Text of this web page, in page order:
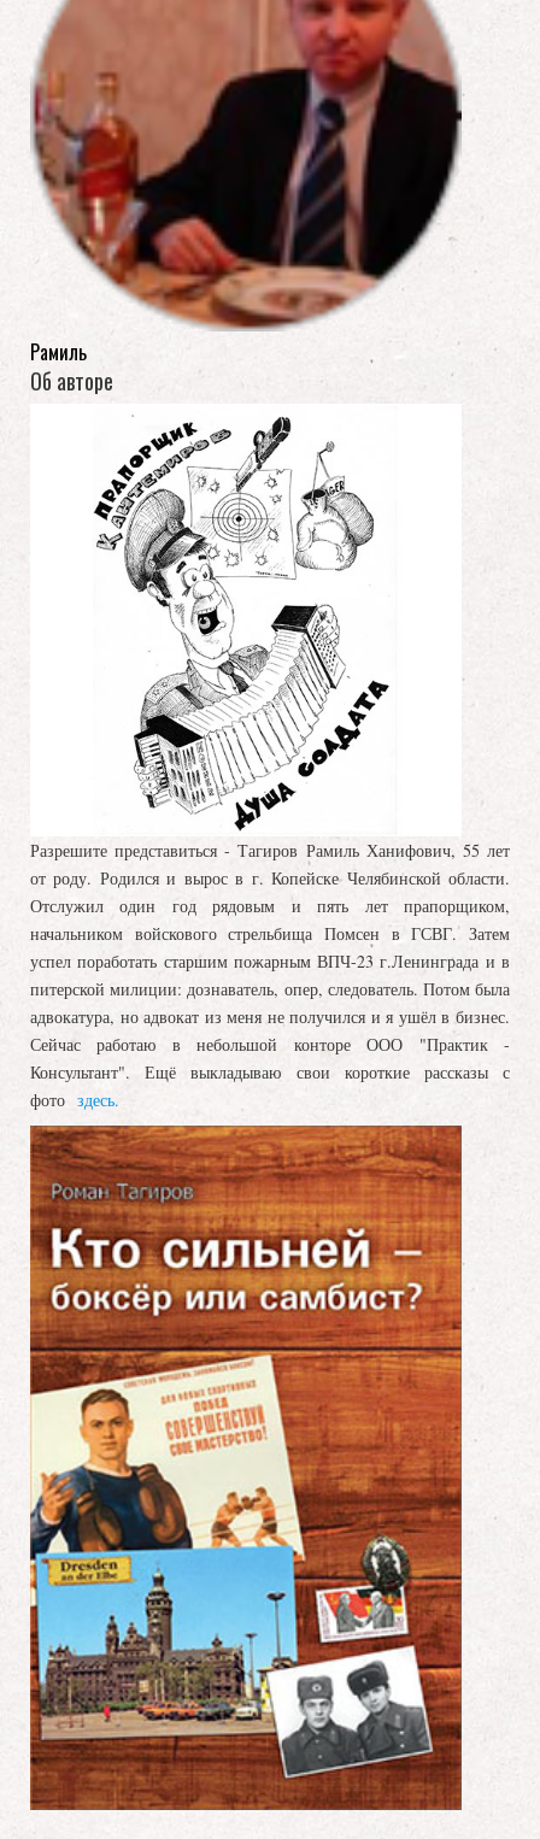
Рамиль
Об авторе
Разрешите представиться - Тагиров Рамиль Ханифович, 55 лет
от роду. Родился и вырос в г. Копейске Челябинской области.
Отслужил один год рядовым и пять лет прапорщиком,
начальником войскового стрельбища Помсен в ГСВГ. Затем
успел поработать старшим пожарным ВПЧ-23 г.Ленинграда и в
питерской милиции: дознаватель, опер, следователь. Потом была
адвокатура, но адвокат из меня не получился и я ушёл в бизнес.
Сейчас работаю в небольшой конторе ООО "Практик -
Консультант". Ещё выкладываю свои короткие рассказы с
фото здесь.